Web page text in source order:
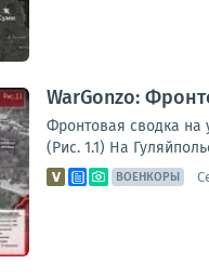
WarGonzo:
Фронтовая сводка
(Рис. 1.1) На
ВОЕНКОРЫ